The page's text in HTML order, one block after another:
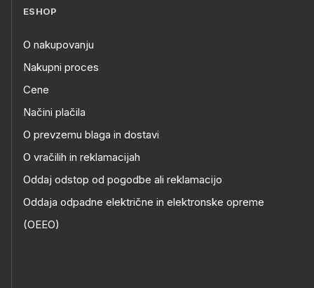
ESHOP
O nakupovanju
Nakupni proces
Cene
Načini plačila
O prevzemu blaga in dostavi
O vračilih in reklamacijah
Oddaj odstop od pogodbe ali reklamacijo
Oddaja odpadne električne in elektronske opreme
(OEEO)